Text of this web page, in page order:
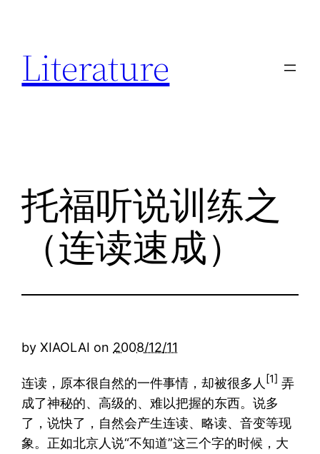
Literature
托福听说训练之
（连读速成）
byXIAOLAI on 2008/12/11
连读，原本很自然的一件事情，却被很多人 [1] 弄
成了神秘的、高级的、难以把握的东西。说多
了，说快了，自然会产生连读、略读、音变等现
象。正如北京人说“不知道”这三个字的时候，大